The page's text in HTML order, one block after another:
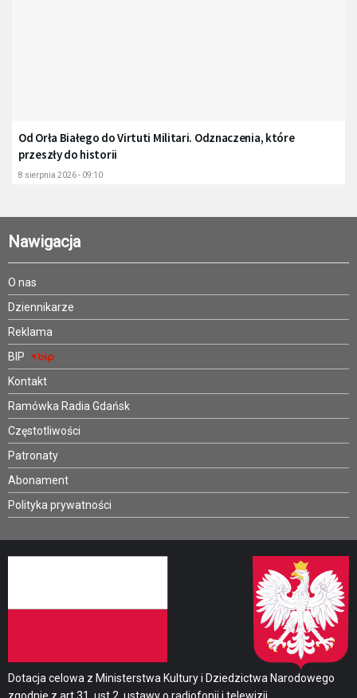
Od Orła Białego do Virtuti Militari. Odznaczenia, które
przeszły do historii
8 sierpnia 2026 - 09:10
Nawigacja
O nas
Dziennikarze
Reklama
BIP
Kontakt
Ramówka Radia Gdańsk
Częstotliwości
Patronaty
Abonament
Polityka prywatności
Dotacja celowa z Ministerstwa Kultury i Dziedzictwa Narodowego